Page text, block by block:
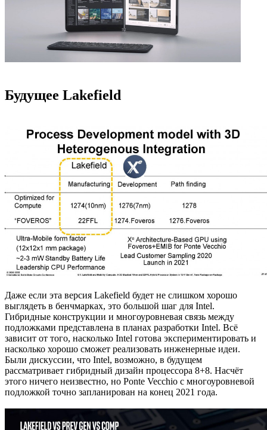
Будущее Lakefield
Даже если эта версия Lakefield будет не слишком хорошо
выглядеть в бенчмарках, это большой шаг для Intel.
Гибридные конструкции и многоуровневая связь между
подложками представлена в планах разработки Intel. Всё
зависит от того, насколько Intel готова экспериментировать и
насколько хорошо сможет реализовать инженерные идеи.
Были дискуссии, что Intel, возможно, в будущем
рассматривает гибридный дизайн процессора 8+8. Насчёт
этого ничего неизвестно, но Ponte Vecchio с многоуровневой
подложкой точно запланирован на конец 2021 года.